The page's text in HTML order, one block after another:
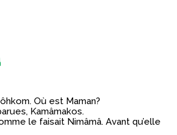
Où est Maman?
Kamâmakos.
le faisait Nimâmâ. Avant qu’elle